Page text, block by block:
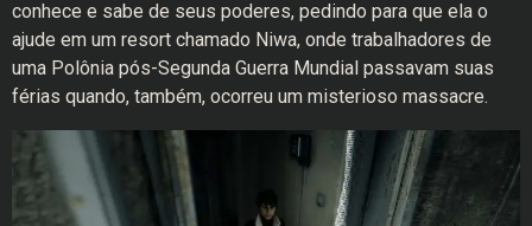
conhece e sabe de seus poderes, pedindo para que ela o
ajude em um resort chamado Niwa, onde trabalhadores de
uma Polônia pós-Segunda Guerra Mundial passavam suas
férias quando, também, ocorreu um misterioso massacre.